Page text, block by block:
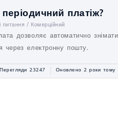
платіж?
питання / Комерційний
дозволяє автоматично
через електронну пошту.
Перегляди 23247 Оновлено 2 роки тому